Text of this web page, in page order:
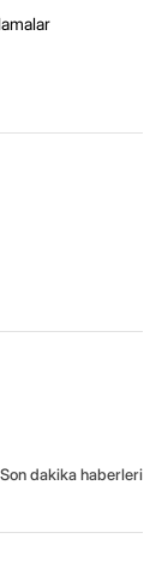
dakika haberleri